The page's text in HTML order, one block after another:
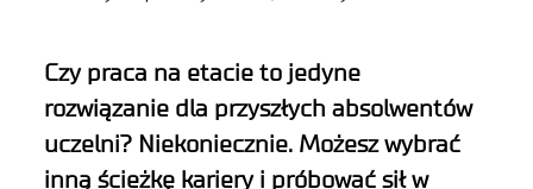
Czy praca na etacie to jedyne
rozwiązanie dla przyszłych absolwentów
uczelni? Niekoniecznie. Możesz wybrać
inną ścieżkę kariery i próbować sił w